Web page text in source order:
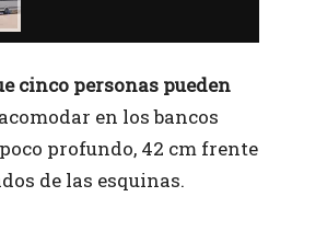
cinco personas pueden
en los bancos
profundo, 42 cm frente
de las esquinas.